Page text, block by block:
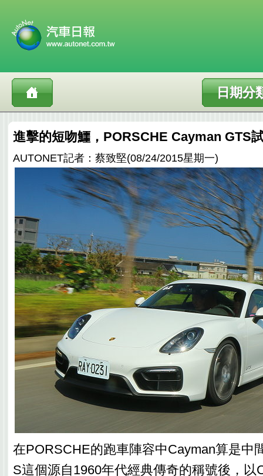
日期分
進擊的短吻鱷，PORSCHE Cayman GTS
AUTONET記者：蔡致堅(08/24/2015星期一)
在PORSCHE的跑車陣容中Cayman算是中
S這個源自1960年代經典傳奇的稱號後，以